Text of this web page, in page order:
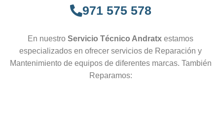
971 575 578
En nuestro Servicio Técnico Andratx estamos
especializados en ofrecer servicios de Reparación y
Mantenimiento de equipos de diferentes marcas. También
Reparamos: